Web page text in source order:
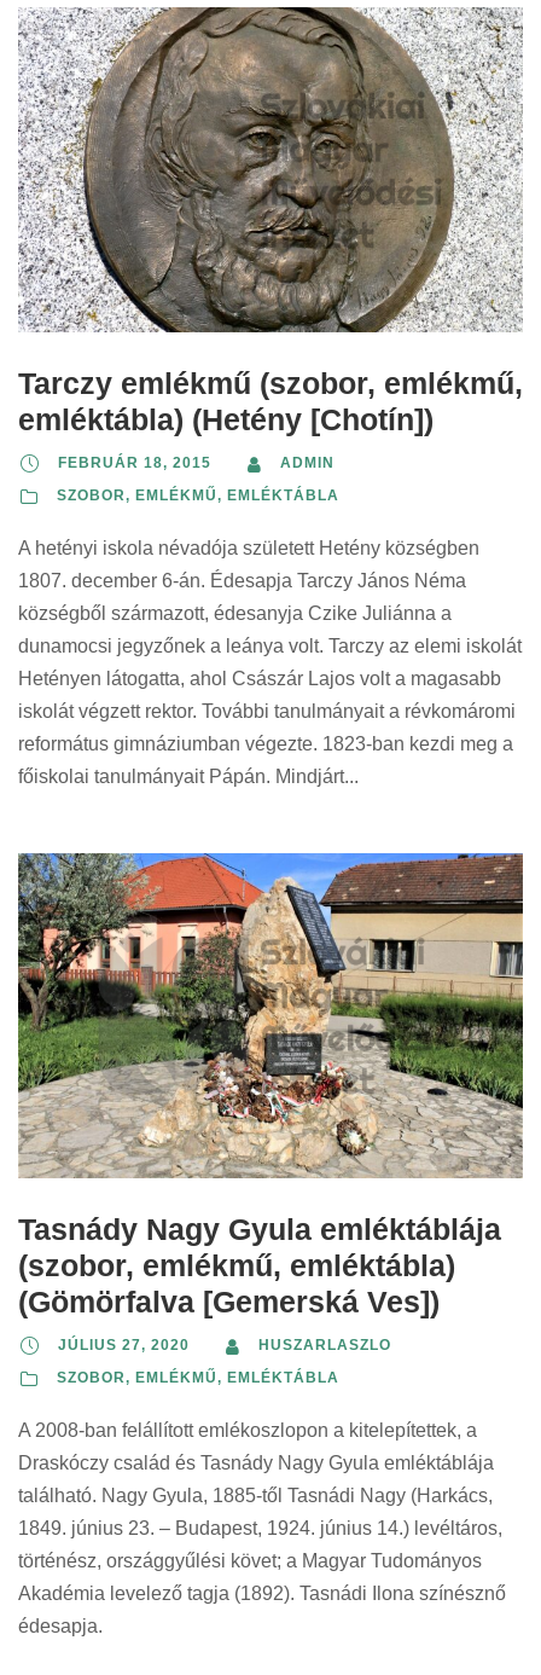
Tarczy emlékmű (szobor, emlékmű,
emléktábla) (Hetény [Chotín])
FEBRUÁR 18, 2015
ADMIN
SZOBOR, EMLÉKMŰ, EMLÉKTÁBLA
A hetényi iskola névadója született Hetény községben
1807. december 6-án. Édesapja Tarczy János Néma
községből származott, édesanyja Czike Juliánna a
dunamocsi jegyzőnek a leánya volt. Tarczy az elemi iskolát
Hetényen látogatta, ahol Császár Lajos volt a magasabb
iskolát végzett rektor. További tanulmányait a révkomáromi
református gimnáziumban végezte. 1823-ban kezdi meg a
főiskolai tanulmányait Pápán. Mindjárt...
Tasnády Nagy Gyula emléktáblája
(szobor, emlékmű, emléktábla)
(Gömörfalva [Gemerská Ves])
JÚLIUS 27, 2020
HUSZARLASZLO
SZOBOR, EMLÉKMŰ, EMLÉKTÁBLA
A 2008-ban felállított emlékoszlopon a kitelepítettek, a
Draskóczy család és Tasnády Nagy Gyula emléktáblája
található. Nagy Gyula, 1885-től Tasnádi Nagy (Harkács,
1849. június 23. – Budapest, 1924. június 14.) levéltáros,
történész, országgyűlési követ; a Magyar Tudományos
Akadémia levelező tagja (1892). Tasnádi Ilona színésznő
édesapja.